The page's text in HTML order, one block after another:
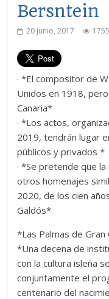
Bersntein
20 junio, 2017
· *El compositor de
Unidos en 1918,
Canaria*
· *Los actos,
2019, tendrán lugar
públicos y privados *
· *Se pretende que
otros homenajes
2020, de los cien
Galdós*
*Las Palmas de
*Una decena de
con la cultura isleña
conjuntamente el
centenario del